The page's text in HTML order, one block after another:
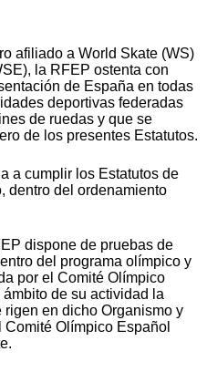
afiliado a World Skate (WS)
la RFEP ostenta con
de España en todas
deportivas federadas
de ruedas y que se
de los presentes Estatutos.
a cumplir los Estatutos de
dentro del ordenamiento
dispone de pruebas de
del programa olímpico y
por el Comité Olímpico
ámbito de su actividad la
en dicho Organismo y
Comité Olímpico Español